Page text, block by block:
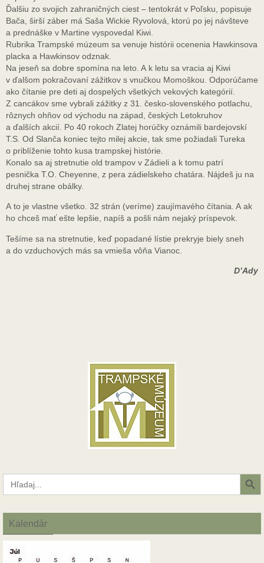
Ďalšiu zo svojich zahraničných ciest – tentokrát v Poľsku, popisuje
Bača, širší záber má Saša Wickie Ryvolová, ktorú po jej návšteve
a prednáške v Martine vyspovedal Kiwi.
Rubrika Trampské múzeum sa venuje histórii ocenenia Hawkinsova
placka a Hawkinsov odznak.
Na jeseň sa dobre spomína na leto. A k letu sa vracia aj Kiwi
v ďalšom pokračovaní zážitkov s vnučkou Momoškou. Odporúčame
ako čítanie pre deti aj dospelých všetkých vekových kategórií.
Z cancákov sme vybrali zážitky z 31. česko-slovenského potlachu,
rôznych ohňov od východu na západ, českých Letokruhov
a ďalších akcií. Po 40 rokoch Zlatej horúčky oznámili bardejovskí
T.S. Od Slanča koniec tejto milej akcie, tak sme požiadali Tureka
o priblíženie tohto kusa trampskej histórie.
Konalo sa aj stretnutie old trampov v Zádieli a k tomu patrí
pesnička T.O. Cheyenne, z pera zádielskeho chatára. Nájdeš ju na
druhej strane obálky.
A to je vlastne všetko. 32 strán (veríme) zaujímavého čítania. A ak
ho chceš mať ešte lepšie, napíš a pošli nám nejaký príspevok.
Tešíme sa na stretnutie, keď popadané lístie prekryje biely sneh
a do vzduchových más sa vmieša vôňa Vianoc.
D’Ady
Search
for:
Search Button
Kalendár